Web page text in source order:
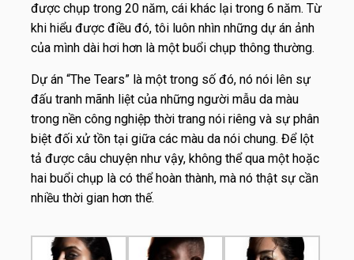
được chụp trong 20 năm, cái khác lại trong 6 năm. Từ
khi hiểu được điều đó, tôi luôn nhìn những dự án ảnh
của mình dài hơi hơn là một buổi chụp thông thường.
Dự án “The Tears” là một trong số đó, nó nói lên sự
đấu tranh mãnh liệt của những người mẫu da màu
trong nền công nghiệp thời trang nói riêng và sự phân
biệt đối xử tồn tại giữa các màu da nói chung. Để lột
tả được câu chuyện như vậy, không thể qua một hoặc
hai buổi chụp là có thể hoàn thành, mà nó thật sự cần
nhiều thời gian hơn thế.